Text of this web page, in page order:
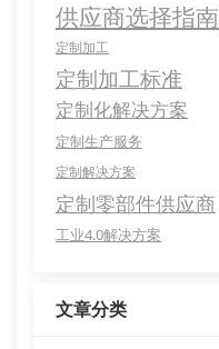
供应商选择指南
定制加工
定制加工标准
定制化解决方案
定制生产服务
定制解决方案
定制零部件供应商
工业4.0解决方案
文章分类